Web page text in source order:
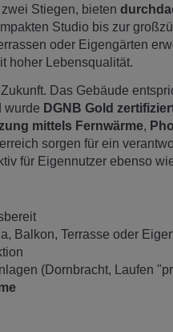
Stiegen, bieten
Studio bis zur
oder Eigengärten
hoher Lebensqualität.
Das Gebäude
wurde DGNB Gold
mittels Fernwärme,
sorgen für ein
für Eigennutzer ebenso
Balkon, Terrasse oder
(Dornbracht, Laufen